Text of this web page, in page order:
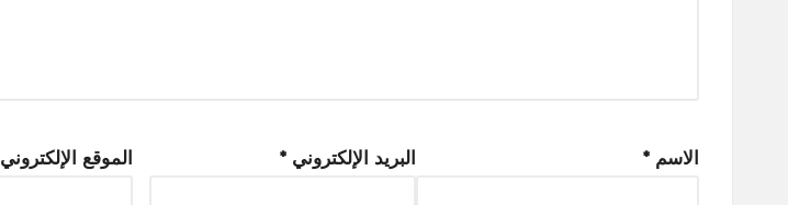
الاسم * البريد الإلكتروني * الموقع الإلكتروني